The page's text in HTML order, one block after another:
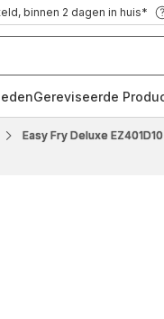
binnen 2 dagen in huis*
Gereviseerde
Easy Fry Deluxe